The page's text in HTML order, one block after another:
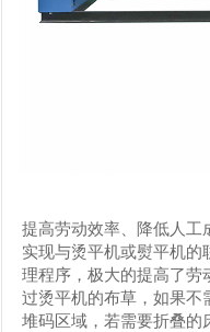
提高劳动效率、降低人工
实现与烫平机或熨平机的
理程序，极大的提高了
过烫平机的布草，如果不
堆码区域，若需要折叠的